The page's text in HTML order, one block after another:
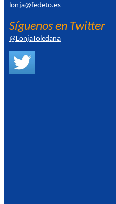
lonja@fedeto.es
Síguenos en Twitter
@LonjaToledana